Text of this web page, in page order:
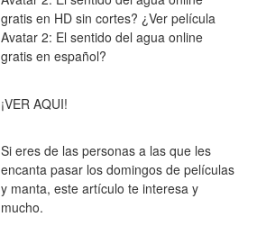
gratis en HD sin cortes? ¿Ver película
Avatar 2: El sentido del agua online
gratis en español?
¡VER AQUI!
Si eres de las personas a las que les
encanta pasar los domingos de películas
y manta, este artículo te interesa y
mucho.